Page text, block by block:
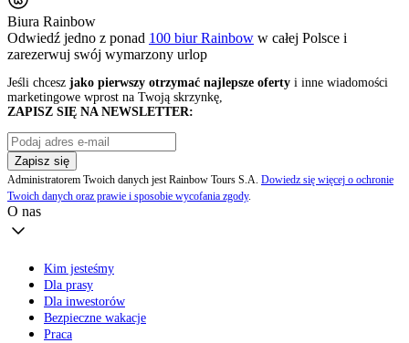
Biura Rainbow
Odwiedź jedno z ponad 100 biur Rainbow w całej Polsce i
zarezerwuj swój wymarzony urlop
Jeśli chcesz jako pierwszy otrzymać najlepsze oferty i inne wiadomości
marketingowe wprost na Twoją skrzynkę,
ZAPISZ SIĘ NA NEWSLETTER:
Zapisz się
Administratorem Twoich danych jest Rainbow Tours S.A. Dowiedz się więcej o ochronie
Twoich danych oraz prawie i sposobie wycofania zgody.
O nas
Kim jesteśmy
Dla prasy
Dla inwestorów
Bezpieczne wakacje
Praca